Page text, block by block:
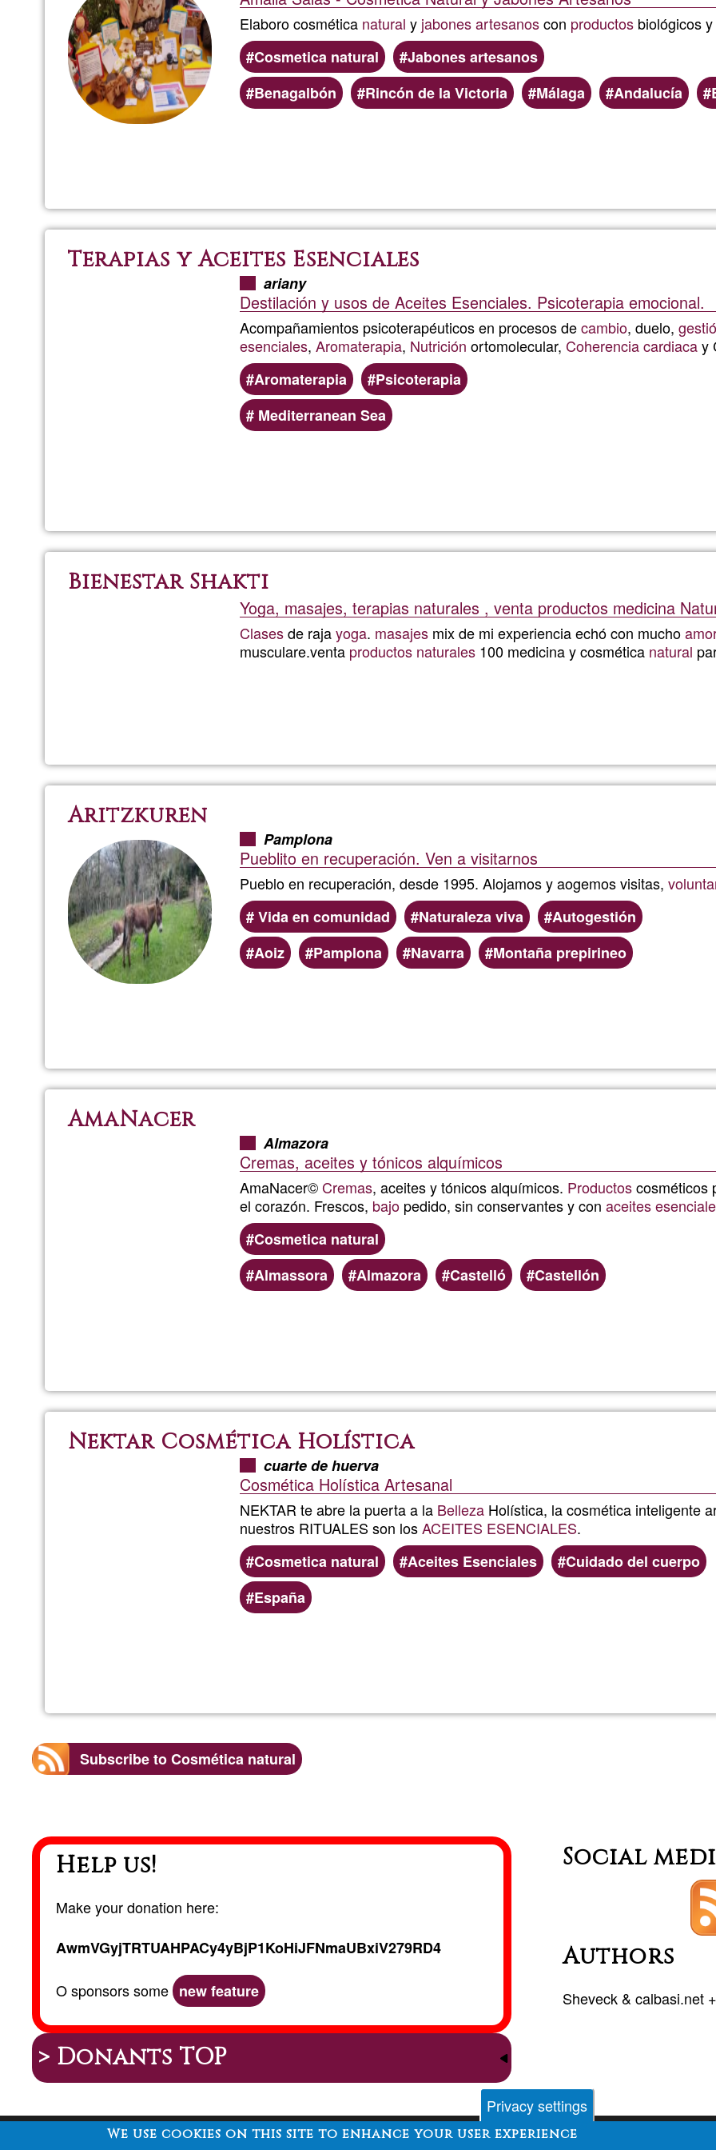
Elaboro cosmética natural y jabones artesanoscon productos biológicos
Cosmetica natural
Jabones artesanos
Benagalbón
Rincón de la Victoria Málaga Andalucía
Natural
Terapias y Aceites Esenciales
ariany
Destilación y usos de Aceites Esenciales. Psicoterapia emocional.
Acompañamientos psicoterapéuticos en procesos decambio, duelo,
esenciales, Aromaterapia, Nutrición ortomolecular, Coherencia cardiacay
Aromaterapia
Psicoterapia
Mediterranean Sea
y
Bienestar Shakti
Yoga, masajes, terapias naturales , venta productos medicina
Clasesde rajayoga. masajes mix de mi experiencia echó con mucho
musculare.venta productos naturales 100 medicina y cosmética natural
Shakti
Aritzkuren
Pamplona
Pueblito en recuperación. Ven a visitarnos
Pueblo en recuperación, desde 1995. Alojamos y aogemos visitas,
Vida en comunidad
Naturaleza viva
Autogestión
Aoiz
Pamplona Navarra Montaña prepirineo
AmaNacer
Almazora
Cremas, aceites y tónicos alquímicos
AmaNacer©Cremas, aceites y tónicos alquímicos. Productoscosméticos
el corazón. Frescos, bajo pedido, sin conservantes y con aceites
Cosmetica natural
Almassora
Almazora Castelló Castellón
Nektar Cosmética Holística
cuarte de huerva
Cosmética Holística Artesanal
NEKTAR te abre la puerta a la Belleza Holística, la cosmética inteligente
nuestros RITUALES son losACEITES ESENCIALES.
Cosmetica natural
Aceites Esenciales
Cuidado del cuerpo
España
Subscribe to Cosmética natural
Help us!
Make your donation here:
AwmVGyjTRTUAHPACy4yBjP1KoHiJFNmaUBxiV279RD4
O sponsors some new feature
> Donants TOP
Social
Authors
Sheveck&calbasi.net+
Privacy settings
We use cookies on this site to enhance your user experience